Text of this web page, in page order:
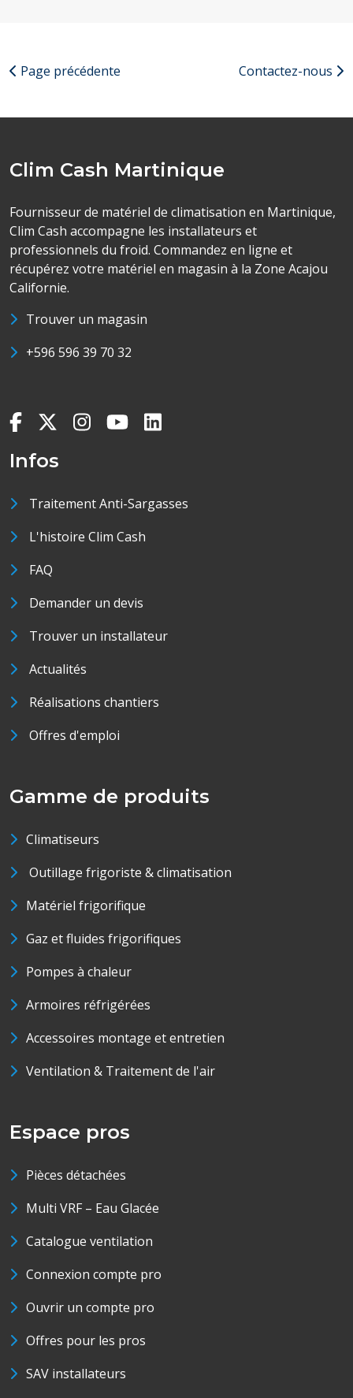
Page précédente Contactez-nous
Clim Cash Martinique
Fournisseur de matériel de climatisation en Martinique,
Clim Cash accompagne les installateurs et
professionnels du froid. Commandez en ligne et
récupérez votre matériel en magasin à la Zone Acajou
Californie.
Trouver un magasin
+596 596 39 70 32
Infos
Traitement Anti-Sargasses
L'histoire Clim Cash
FAQ
Demander un devis
Trouver un installateur
Actualités
Réalisations chantiers
Offres d'emploi
Gamme de produits
Climatiseurs
Outillage frigoriste & climatisation
Matériel frigorifique
Gaz et fluides frigorifiques
Pompes à chaleur
Armoires réfrigérées
Accessoires montage et entretien
Ventilation & Traitement de l'air
Espace pros
Pièces détachées
Multi VRF – Eau Glacée
Catalogue ventilation
Connexion compte pro
Ouvrir un compte pro
Offres pour les pros
SAV installateurs